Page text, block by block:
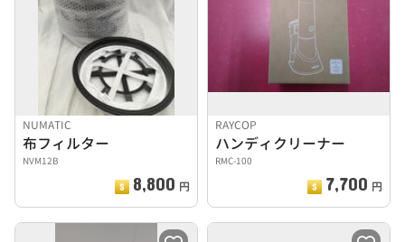
NUMATIC
布フィルター
NVM12B
8,800 円
RAYCOP
ハンディクリーナー
RMC-100
7,700 円